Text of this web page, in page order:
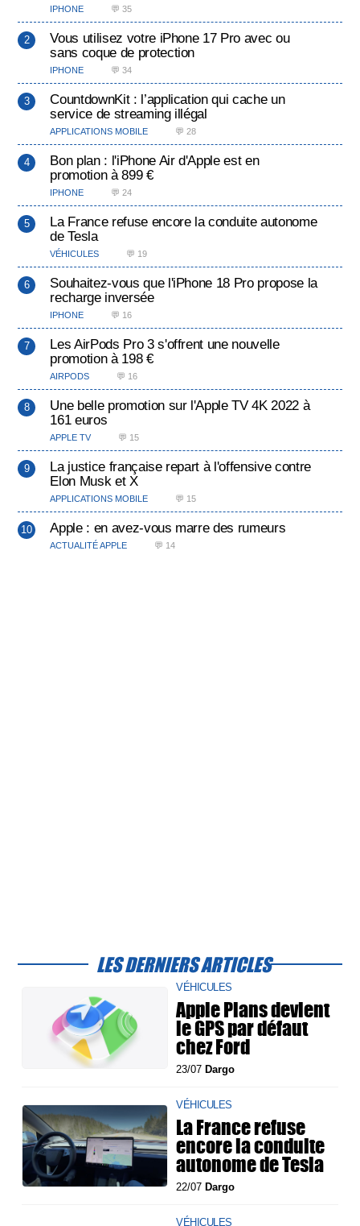
IPHONE 💬 35
Vous utilisez votre iPhone 17 Pro avec ou
sans coque de protection
IPHONE 💬 34
CountdownKit : l’application qui cache un
service de streaming illégal
APPLICATIONS MOBILE 💬 28
Bon plan : l'iPhone Air d'Apple est en
promotion à 899 €
IPHONE 💬 24
La France refuse encore la conduite autonome
de Tesla
VÉHICULES 💬 19
Souhaitez-vous que l'iPhone 18 Pro propose la
recharge inversée
IPHONE 💬 16
Les AirPods Pro 3 s'offrent une nouvelle
promotion à 198 €
AIRPODS 💬 16
Une belle promotion sur l'Apple TV 4K 2022 à
161 euros
APPLE TV 💬 15
La justice française repart à l'offensive contre
Elon Musk et X
APPLICATIONS MOBILE 💬 15
Apple : en avez-vous marre des rumeurs
ACTUALITÉ APPLE 💬 14
LES DERNIERS ARTICLES
VÉHICULES
Apple Plans devient
le GPS par défaut
chez Ford
23/07Dargo
VÉHICULES
La France refuse
encore la conduite
autonome de Tesla
22/07Dargo
VÉHICULES